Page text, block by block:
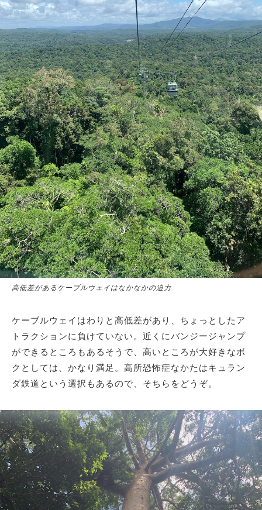
高低差があるケーブルウェイはなかなかの迫力
ケーブルウェイはわりと高低差があり、ちょっとしたア
トラクションに負けていない。近くにバンジージャンプ
ができるところもあるそうで、高いところが大好きなボ
クとしては、かなり満足。高所恐怖症なかたはキュラン
ダ鉄道という選択もあるので、そちらをどうぞ。